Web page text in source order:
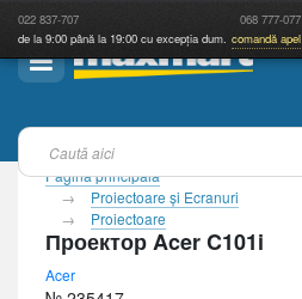
022 837-707 068 777-077
de la 9:00 până la 19:00 cu excepția dum. comandă apel
Pagina principală
Proiectoare şi Ecranuri
Proiectoare
Проектор Acer C101i
Acer